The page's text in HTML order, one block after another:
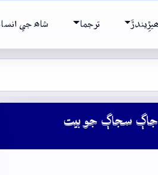
ترجما شاھ جي
سجاڳ جو بيت